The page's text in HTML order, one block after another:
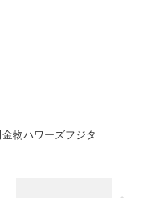
物ハワーズフジタ